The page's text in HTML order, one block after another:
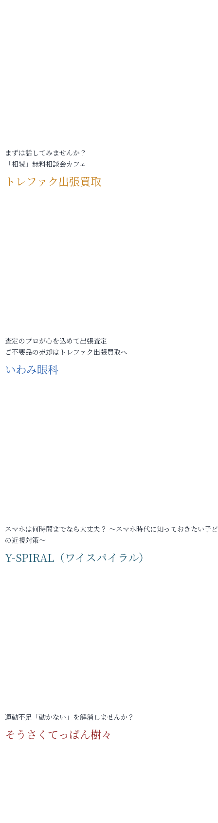
まずは話してみませんか？
「相続」無料相談会カフェ
トレファク出張買取
査定のプロが心を込めて出張査定
ご不要品の売却はトレファク出張買取へ
いわみ眼科
スマホは何時間までなら大丈夫？ ～スマホ時代に知っておきたい子
の近視対策～
Y-SPIRAL（ワイスパイラル）
運動不足「動かない」を解消しませんか？
そうさくてっぱん樹々